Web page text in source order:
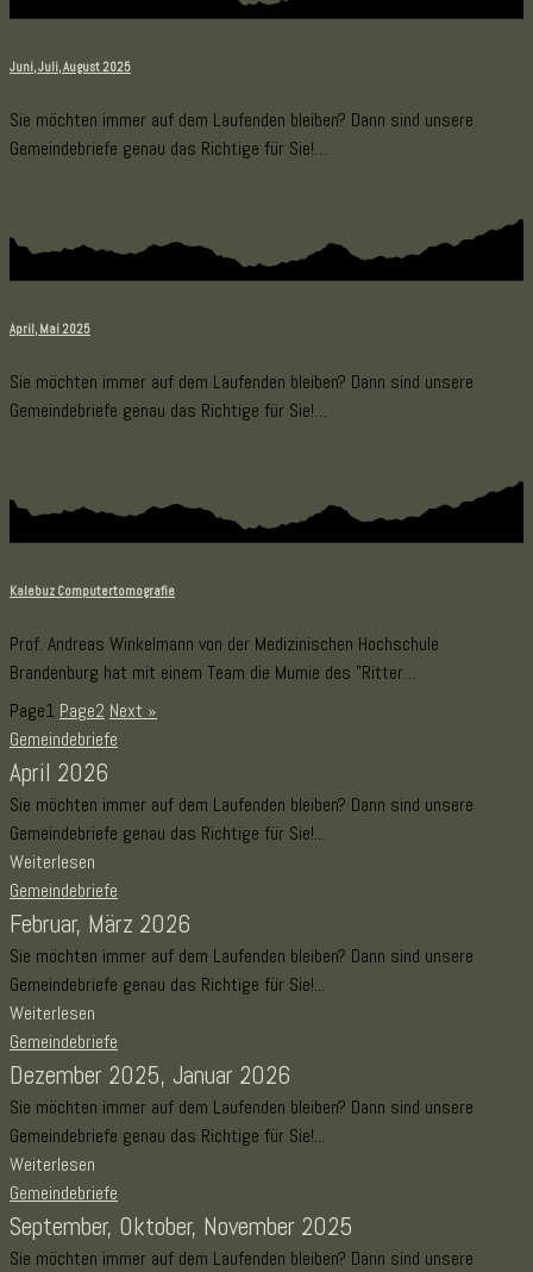
Juni, Juli, August 2025
Sie möchten immer auf dem Laufenden bleiben? Dann sind unsere
Gemeindebriefe genau das Richtige für Sie!…
April, Mai 2025
Sie möchten immer auf dem Laufenden bleiben? Dann sind unsere
Gemeindebriefe genau das Richtige für Sie!…
Kalebuz Computertomografie
Prof. Andreas Winkelmann von der Medizinischen Hochschule
Brandenburg hat mit einem Team die Mumie des "Ritter…
Page1 Page2 Next »
Gemeindebriefe
April 2026
Sie möchten immer auf dem Laufenden bleiben? Dann sind unsere
Gemeindebriefe genau das Richtige für Sie!...
Weiterlesen
Gemeindebriefe
Februar, März 2026
Sie möchten immer auf dem Laufenden bleiben? Dann sind unsere
Gemeindebriefe genau das Richtige für Sie!...
Weiterlesen
Gemeindebriefe
Dezember 2025, Januar 2026
Sie möchten immer auf dem Laufenden bleiben? Dann sind unsere
Gemeindebriefe genau das Richtige für Sie!...
Weiterlesen
Gemeindebriefe
September, Oktober, November 2025
Sie möchten immer auf dem Laufenden bleiben? Dann sind unsere